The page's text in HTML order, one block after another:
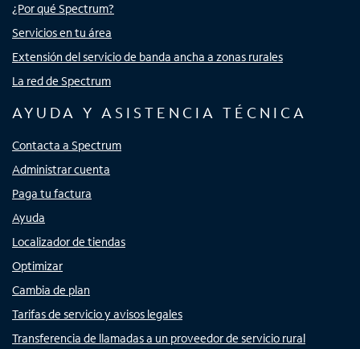
¿Por qué Spectrum?
Servicios en tu área
Extensión del servicio de banda ancha a zonas rurales
La red de Spectrum
AYUDA Y ASISTENCIA TÉCNICA
Contacta a Spectrum
Administrar cuenta
Paga tu factura
Ayuda
Localizador de tiendas
Optimizar
Cambia de plan
Tarifas de servicio y avisos legales
Transferencia de llamadas a un proveedor de servicio rural